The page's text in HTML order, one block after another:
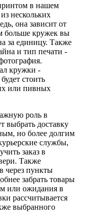
в нашем
нескольких
она зависит от
больше кружек вы
за единицу. Также
и тип печати -
кружки -
стоить
или пивных
роль в
выбрать доставку
но более долгим
службы,
заказ в
Также
через пункты
забрать товары
или ожидания в
рассчитывается
выбранного